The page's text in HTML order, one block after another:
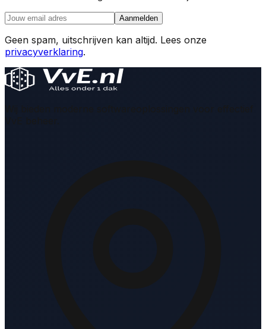
Aanmelden
Geen spam, uitschrijven kan altijd. Lees onze
privacyverklaring.